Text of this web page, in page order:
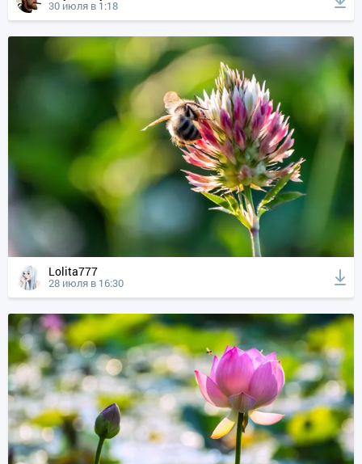
30 июля в 1:18
Lolita777
28 июля в 16:30